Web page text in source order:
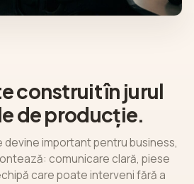
construit în jurul
de producție.
devine important pentru business,
comunicare clară, piese
care poate interveni fără a